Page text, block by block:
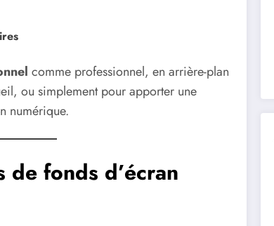
comme professionnel, en arrière-plan
ou simplement pour apporter une
numérique.
de fonds d’écran